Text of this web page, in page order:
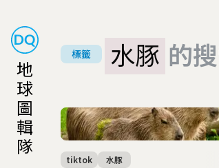
地
球
圖
輯
隊
標籤 水豚 的
tiktok 水豚